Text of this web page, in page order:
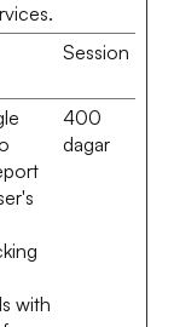
Session
with
400
dagar